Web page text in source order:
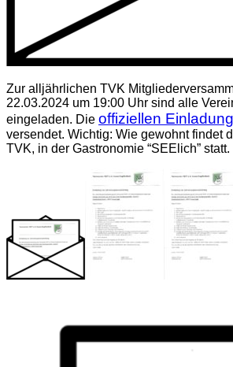
Zur alljährlichen TVK
22.03.2024 um 19:00 Uhr sind alle
eingeladen. Die offiziellen
versendet. Wichtig: Wie gewohnt findet
TVK, in der Gastronomie “SEElich” statt.